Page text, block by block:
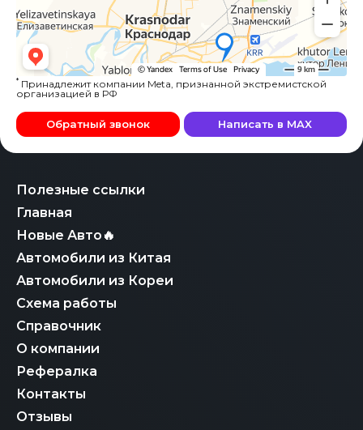
Полезные ссылки
Главная
Новые Авто🔥
Автомобили из Китая
Автомобили из Кореи
Схема работы
Справочник
О компании
Рефералка
Контакты
Отзывы
* Принадлежит компании Meta, признанной экстремистской
организацией в РФ
Обратный звонок Написать в MAX